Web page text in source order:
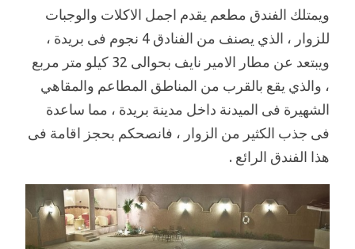
ويمتلك الفندق مطعم يقدم اجمل الاكلات والوجبات
للزوار ، الذي يصنف من الفنادق 4 نجوم فى بريدة ،
ويبتعد عن مطار الامير نايف بحوالى 32 كيلو متر مربع
، والذي يقع بالقرب من المناطق المطاعم والمقاهي
الشهيرة فى الميدنة داخل مدينة بريدة ، مما ساعدة
فى جذب الكثير من الزوار ، فانصحكم بحجز اقامة فى
هذا الفندق الرائع .